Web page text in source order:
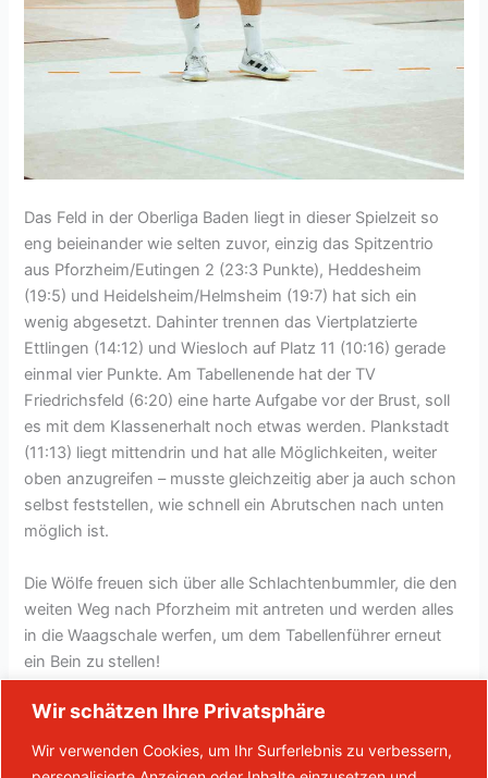
Wir schätzen Ihre Privatsphäre
Wir verwenden Cookies, um Ihr Surferlebnis zu verbessern,
Das Feld in der Oberliga Baden liegt in dieser Spielzeit so
eng beieinander wie selten zuvor, einzig das Spitzentrio
aus Pforzheim/Eutingen 2 (23:3 Punkte), Heddesheim
(19:5) und Heidelsheim/Helmsheim (19:7) hat sich ein
wenig abgesetzt. Dahinter trennen das Viertplatzierte
Ettlingen (14:12) und Wiesloch auf Platz 11 (10:16) gerade
einmal vier Punkte. Am Tabellenende hat der TV
Friedrichsfeld (6:20) eine harte Aufgabe vor der Brust, soll
es mit dem Klassenerhalt noch etwas werden. Plankstadt
(11:13) liegt mittendrin und hat alle Möglichkeiten, weiter
oben anzugreifen – musste gleichzeitig aber ja auch schon
selbst feststellen, wie schnell ein Abrutschen nach unten
möglich ist.
Die Wölfe freuen sich über alle Schlachtenbummler, die den
weiten Weg nach Pforzheim mit antreten und werden alles
in die Waagschale werfen, um dem Tabellenführer erneut
ein Bein zu stellen!
SG Pforzheim/Eutingen 2 – HW Plankstadt I 19.01.2025 I